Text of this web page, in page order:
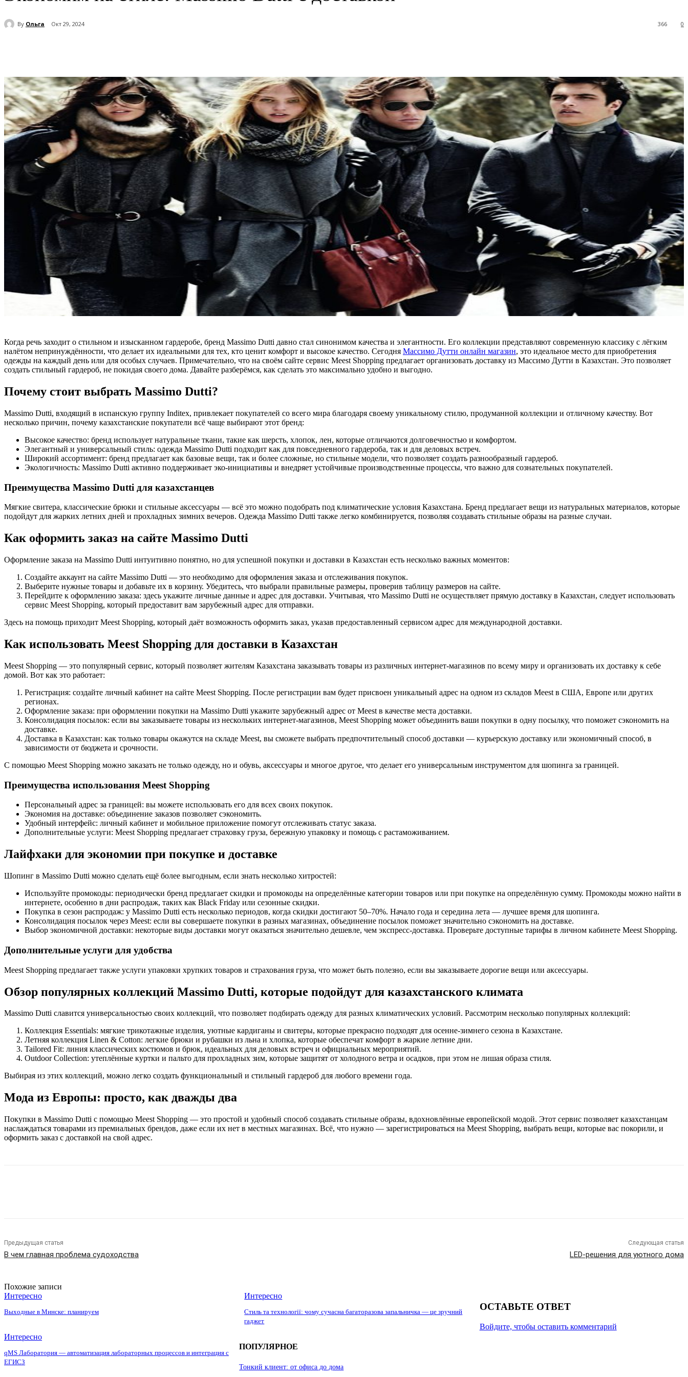
By Ольга Окт 29, 2024 0
366
Когда речь заходит о стильном и изысканном гардеробе, бренд Massimo Dutti давно стал синонимом качества и элегантности. Его коллекции представляют современную классику с лёгким
налётом непринуждённости, что делает их идеальными для тех, кто ценит комфорт и высокое качество. Сегодня Массимо Дутти онлайн магазин, это идеальное место для приобретения
одежды на каждый день или для особых случаев. Примечательно, что на своём сайте сервис Meest Shopping предлагает организовать доставку из Массимо Дутти в Казахстан. Это позволяет
создать стильный гардероб, не покидая своего дома. Давайте разберёмся, как сделать это максимально удобно и выгодно.
Почему стоит выбрать Massimo Dutti?
Massimo Dutti, входящий в испанскую группу Inditex, привлекает покупателей со всего мира благодаря своему уникальному стилю, продуманной коллекции и отличному качеству. Вот
несколько причин, почему казахстанские покупатели всё чаще выбирают этот бренд:
Высокое качество: бренд использует натуральные ткани, такие как шерсть, хлопок, лен, которые отличаются долговечностью и комфортом.
Элегантный и универсальный стиль: одежда Massimo Dutti подходит как для повседневного гардероба, так и для деловых встреч.
Широкий ассортимент: бренд предлагает как базовые вещи, так и более сложные, но стильные модели, что позволяет создать разнообразный гардероб.
Экологичность: Massimo Dutti активно поддерживает эко-инициативы и внедряет устойчивые производственные процессы, что важно для сознательных покупателей.
Преимущества Massimo Dutti для казахстанцев
Мягкие свитера, классические брюки и стильные аксессуары — всё это можно подобрать под климатические условия Казахстана. Бренд предлагает вещи из натуральных материалов, которые
подойдут для жарких летних дней и прохладных зимних вечеров. Одежда Massimo Dutti также легко комбинируется, позволяя создавать стильные образы на разные случаи.
Как оформить заказ на сайте Massimo Dutti
Оформление заказа на Massimo Dutti интуитивно понятно, но для успешной покупки и доставки в Казахстан есть несколько важных моментов:
Создайте аккаунт на сайте Massimo Dutti — это необходимо для оформления заказа и отслеживания покупок.
Выберите нужные товары и добавьте их в корзину. Убедитесь, что выбрали правильные размеры, проверив таблицу размеров на сайте.
Перейдите к оформлению заказа: здесь укажите личные данные и адрес для доставки. Учитывая, что Massimo Dutti не осуществляет прямую доставку в Казахстан, следует использовать
сервис Meest Shopping, который предоставит вам зарубежный адрес для отправки.
Здесь на помощь приходит Meest Shopping, который даёт возможность оформить заказ, указав предоставленный сервисом адрес для международной доставки.
Как использовать Meest Shopping для доставки в Казахстан
Meest Shopping — это популярный сервис, который позволяет жителям Казахстана заказывать товары из различных интернет-магазинов по всему миру и организовать их доставку к себе
домой. Вот как это работает:
Регистрация: создайте личный кабинет на сайте Meest Shopping. После регистрации вам будет присвоен уникальный адрес на одном из складов Meest в США, Европе или других
регионах.
Оформление заказа: при оформлении покупки на Massimo Dutti укажите зарубежный адрес от Meest в качестве места доставки.
Консолидация посылок: если вы заказываете товары из нескольких интернет-магазинов, Meest Shopping может объединить ваши покупки в одну посылку, что поможет сэкономить на
доставке.
Доставка в Казахстан: как только товары окажутся на складе Meest, вы сможете выбрать предпочтительный способ доставки — курьерскую доставку или экономичный способ, в
зависимости от бюджета и срочности.
С помощью Meest Shopping можно заказать не только одежду, но и обувь, аксессуары и многое другое, что делает его универсальным инструментом для шопинга за границей.
Преимущества использования Meest Shopping
Персональный адрес за границей: вы можете использовать его для всех своих покупок.
Экономия на доставке: объединение заказов позволяет сэкономить.
Удобный интерфейс: личный кабинет и мобильное приложение помогут отслеживать статус заказа.
Дополнительные услуги: Meest Shopping предлагает страховку груза, бережную упаковку и помощь с растаможиванием.
Лайфхаки для экономии при покупке и доставке
Шопинг в Massimo Dutti можно сделать ещё более выгодным, если знать несколько хитростей:
Используйте промокоды: периодически бренд предлагает скидки и промокоды на определённые категории товаров или при покупке на определённую сумму. Промокоды можно найти в
интернете, особенно в дни распродаж, таких как Black Friday или сезонные скидки.
Покупка в сезон распродаж: у Massimo Dutti есть несколько периодов, когда скидки достигают 50–70%. Начало года и середина лета — лучшее время для шопинга.
Консолидация посылок через Meest: если вы совершаете покупки в разных магазинах, объединение посылок поможет значительно сэкономить на доставке.
Выбор экономичной доставки: некоторые виды доставки могут оказаться значительно дешевле, чем экспресс-доставка. Проверьте доступные тарифы в личном кабинете Meest Shopping.
Дополнительные услуги для удобства
Meest Shopping предлагает также услуги упаковки хрупких товаров и страхования груза, что может быть полезно, если вы заказываете дорогие вещи или аксессуары.
Обзор популярных коллекций Massimo Dutti, которые подойдут для казахстанского климата
Massimo Dutti славится универсальностью своих коллекций, что позволяет подбирать одежду для разных климатических условий. Рассмотрим несколько популярных коллекций:
Коллекция Essentials: мягкие трикотажные изделия, уютные кардиганы и свитеры, которые прекрасно подходят для осенне-зимнего сезона в Казахстане.
Летняя коллекция Linen & Cotton: легкие брюки и рубашки из льна и хлопка, которые обеспечат комфорт в жаркие летние дни.
Tailored Fit: линия классических костюмов и брюк, идеальных для деловых встреч и официальных мероприятий.
Outdoor Collection: утеплённые куртки и пальто для прохладных зим, которые защитят от холодного ветра и осадков, при этом не лишая образа стиля.
Выбирая из этих коллекций, можно легко создать функциональный и стильный гардероб для любого времени года.
Мода из Европы: просто, как дважды два
Покупки в Massimo Dutti с помощью Meest Shopping — это простой и удобный способ создавать стильные образы, вдохновлённые европейской модой. Этот сервис позволяет казахстанцам
наслаждаться товарами из премиальных брендов, даже если их нет в местных магазинах. Всё, что нужно — зарегистрироваться на Meest Shopping, выбрать вещи, которые вас покорили, и
оформить заказ с доставкой на свой адрес.
Предыдущая статья
В чем главная проблема судоходства
Следующая статья
LED-решения для уютного дома
Похожие записи
Интересно
Выходные в Минске: планируем
Интересно
Стиль та технології: чому сучасна багаторазова запальничка — це зручний
гаджет
Интересно
qMS Лаборатория — автоматизация лабораторных процессов и интеграция с
ЕГИСЗ
ОСТАВЬТЕ ОТВЕТ
Войдите, чтобы оставить комментарий
ПОПУЛЯРНОЕ
Тонкий клиент: от офиса до дома